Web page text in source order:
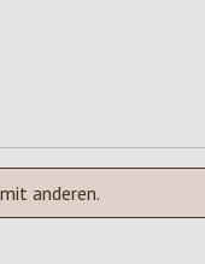
anderen.